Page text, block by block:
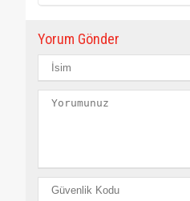
Yorum Gönder